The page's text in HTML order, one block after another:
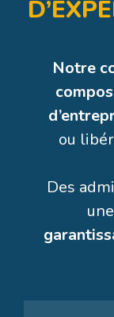
Notre
ou
Des